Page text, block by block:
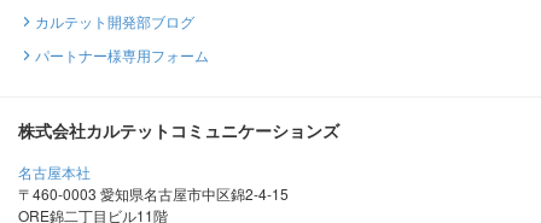
カルテット開発部ブログ
パートナー様専用フォーム
株式会社カルテットコミュニケーションズ
名古屋本社
〒460-0003 愛知県名古屋市中区錦2-4-15
ORE錦二丁目ビル11階